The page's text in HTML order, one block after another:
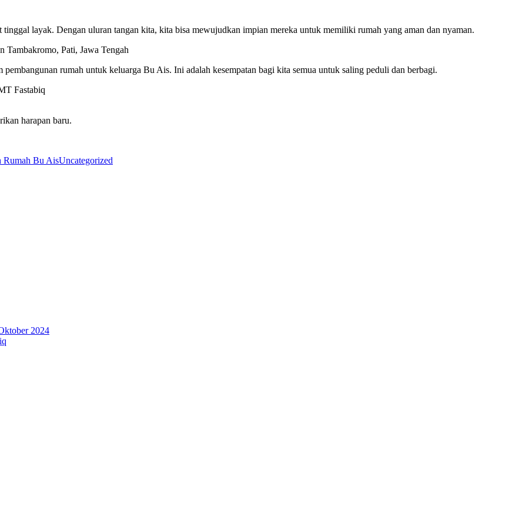
layak. Dengan uluran tangan kita, kita bisa mewujudkan impian mereka untuk memiliki rumah yang aman dan nyaman.
Tambakromo, Pati, Jawa Tengah
rumah untuk keluarga Bu Ais. Ini adalah kesempatan bagi kita semua untuk saling peduli dan berbagi.
Fastabiq
harapan baru.
Rumah Bu AisUncategorized
2024